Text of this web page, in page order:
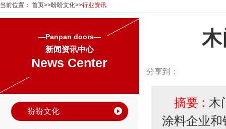
当前位置： 首页>>盼盼文化>>行业资讯
—Panpan doors—
新闻资讯中心
News Center
盼盼文化
分享到：
摘要 : 木
涂料企业